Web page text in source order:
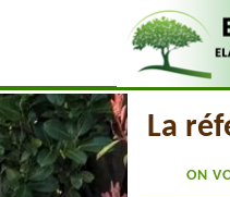
La
ON